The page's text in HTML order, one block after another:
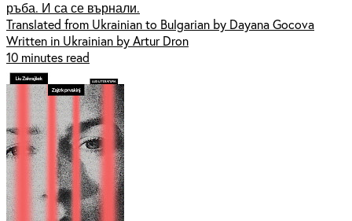
ръба. И са се върнали.
Translated from Ukrainian to Bulgarian by Dayana Gocova
Written in Ukrainian by Artur Dron
10 minutes read